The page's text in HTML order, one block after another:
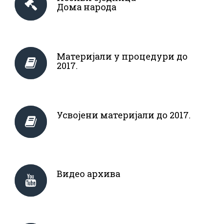
Дома народа
Материјали у процедури до
2017.
Усвојени материјали до 2017.
Видео архива